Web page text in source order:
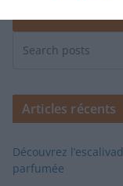
Articles récents
Découvrez
parfumée